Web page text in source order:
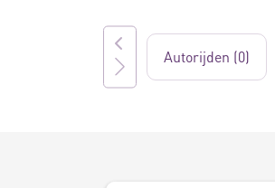
Autorijden (0)